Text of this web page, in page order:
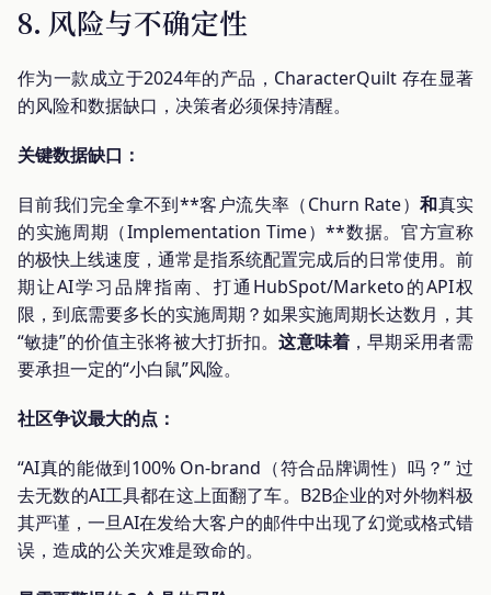
8. 风险与不确定性
作为一款成立于2024年的产品，CharacterQuilt 存在显著
的风险和数据缺口，决策者必须保持清醒。
关键数据缺口：
目前我们完全拿不到**客户流失率（Churn Rate）和真实
的实施周期（Implementation Time）**数据。官方宣称
的极快上线速度，通常是指系统配置完成后的日常使用。前
期让AI学习品牌指南、打通HubSpot/Marketo的API权
限，到底需要多长的实施周期？如果实施周期长达数月，其
“敏捷”的价值主张将被大打折扣。这意味着 ，早期采用者需
要承担一定的“小白鼠”风险。
社区争议最大的点：
“AI真的能做到100% On-brand（符合品牌调性）吗？” 过
去无数的AI工具都在这上面翻了车。B2B企业的对外物料极
其严谨，一旦AI在发给大客户的邮件中出现了幻觉或格式错
误，造成的公关灾难是致命的。